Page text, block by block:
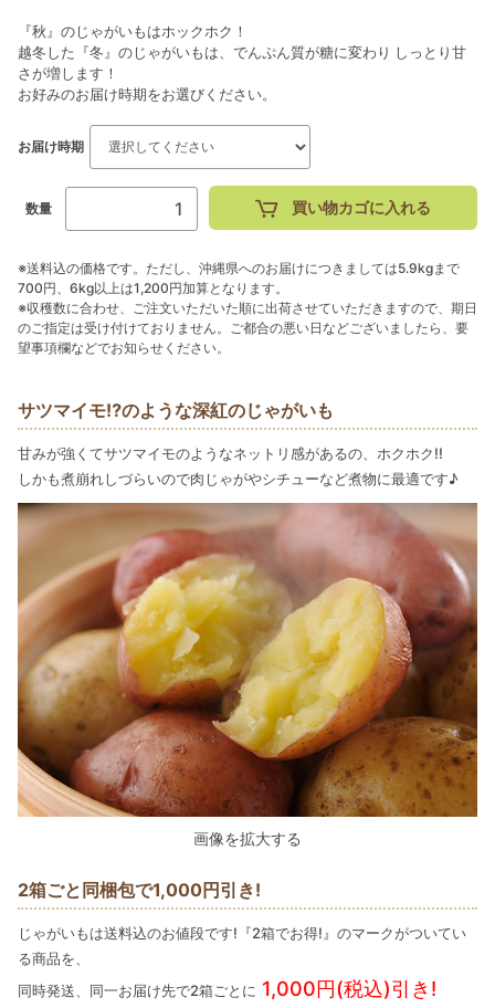
『秋』のじゃがいもはホックホク！
越冬した『冬』のじゃがいもは、でんぷん質が糖に変わり しっとり甘
さが増します！
お好みのお届け時期をお選びください。
お届け時期
数量 買い物カゴに入れる
※送料込の価格です。ただし、沖縄県へのお届けにつきましては5.9kgまで
700円、6kg以上は1,200円加算となります。
※収穫数に合わせ、ご注文いただいた順に出荷させていただきますので、期日
のご指定は受け付けておりません。ご都合の悪い日などございましたら、要
望事項欄などでお知らせください。
サツマイモ⁉のような深紅のじゃがいも
甘みが強くてサツマイモのようなネットリ感があるの、ホクホク!!
しかも煮崩れしづらいので肉じゃがやシチューなど煮物に最適です♪
画像を拡大する
2箱ごと同梱包で1,000円引き!
じゃがいもは送料込のお値段です!『2箱でお得!』のマークがついてい
る商品を、
同時発送、同一お届け先で2箱ごとに 1,000円(税込)引き!